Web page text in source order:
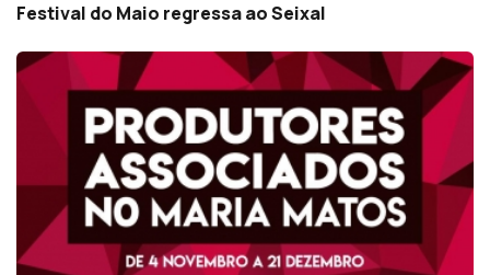
Festival do Maio regressa ao Seixal